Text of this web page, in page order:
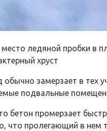
ледяной пробки в
хруст
замерзает в тех
подвальные
бетон промерзает
что пролегающий в нем